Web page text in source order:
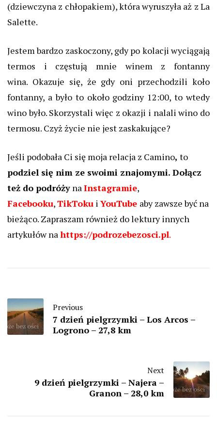
(dziewczyna z chłopakiem), która wyruszyła aż z La
Salette.
Jestem bardzo zaskoczony, gdy po kolacji wyciągają
termos i częstują mnie winem z fontanny
wina. Okazuje się, że gdy oni przechodzili koło
fontanny, a było to około godziny 12:00, to wtedy
wino było. Skorzystali więc z okazji i nalali wino do
termosu. Czyż życie nie jest zaskakujące?
Jeśli podobała Ci się moja relacja z Camino, to
podziel się nim ze swoimi znajomymi. Dołącz
też do podróży naInstagramie,
Facebooku,TikToku i YouTube aby zawsze być na
bieżąco. Zapraszam również do lektury innych
artykułów nahttps://podrozebezosci.pl.
Previous
7 dzień pielgrzymki – Los Arcos –
Logrono – 27,8 km
Next
9 dzień pielgrzymki – Najera –
Granon – 28,0 km